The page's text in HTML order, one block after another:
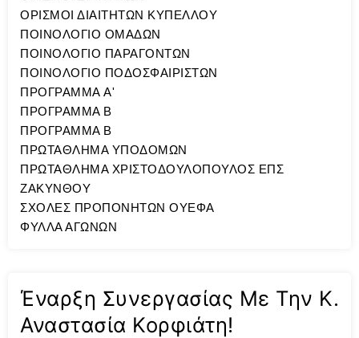
ΟΡΙΣΜΟΙ ΔΙΑΙΤΗΤΩΝ ΚΥΠΕΛΛΟΥ
ΠΟΙΝΟΛΟΓΙΟ ΟΜΑΔΩΝ
ΠΟΙΝΟΛΟΓΙΟ ΠΑΡΑΓΟΝΤΩΝ
ΠΟΙΝΟΛΟΓΙΟ ΠΟΔΟΣΦΑΙΡΙΣΤΩΝ
ΠΡΟΓΡΑΜΜΑ A'
ΠΡΟΓΡΑΜΜΑ Β
ΠΡΟΓΡΑΜΜΑ Β
ΠΡΩΤΑΘΛΗΜΑ ΥΠΟΔΟΜΩΝ
ΠΡΩΤΑΘΛΗΜΑ ΧΡΙΣΤΟΔΟΥΛΟΠΟΥΛΟΣ ΕΠΣ
ΖΑΚΥΝΘΟΥ
ΣΧΟΛΕΣ ΠΡΟΠΟΝΗΤΩΝ ΟΥΕΦΑ
ΦΥΛΛΑ ΑΓΩΝΩΝ
Έναρξη Συνεργασίας Με Την Κ.
Αναστασία Κορφιάτη!